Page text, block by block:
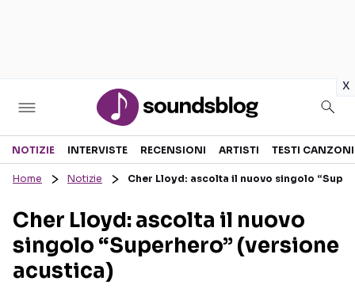
x
Sezioni
RECENSIONI MUSICALI
INTERVISTE
GOSSIP E CURIOSITÀ
TESTI CANZONI
TOUR ED EVENTI
NOTIZIE INTERVISTE RECENSIONI ARTISTI TESTI CANZONI
Home Notizie Cher Lloyd: ascolta il nuovo singolo
Cher Lloyd: ascolta il nuovo
singolo “Superhero” (versione
acustica)